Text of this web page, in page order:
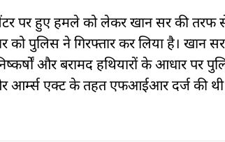
पर हुए हमले को लेकर खान सर की तरफ
पुलिस ने गिरफ्तार कर लिया है। खान
और बरामद हथियारों के आधार पर
आर्म्स एक्ट के तहत एफआईआर दर्ज की